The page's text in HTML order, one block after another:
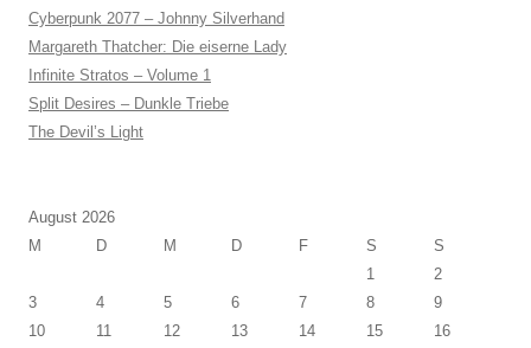
Cyberpunk 2077 – Johnny Silverhand
Margareth Thatcher: Die eiserne Lady
Infinite Stratos – Volume 1
Split Desires – Dunkle Triebe
The Devil’s Light
August 2026
M
D M D F S
S
1
2
3
4 5 6 7 8
9
10
11 12 13 14 15
16